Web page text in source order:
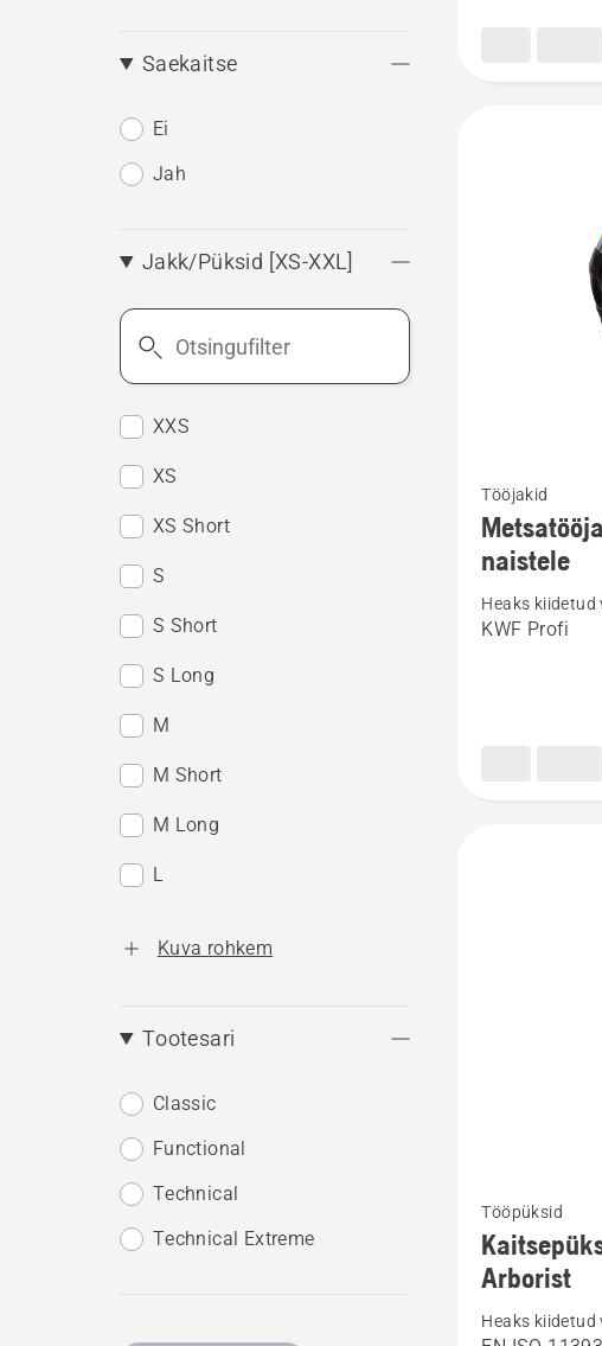
Saekaitse
Ei
Jah
Jakk/Püksid [XS-XXL]
Otsingufilter
XXS
XS
XS Short
S
S Short
S Long
M
M Short
M Long
L
Kuva rohkem
Tootesari
Classic
Functional
Technical
Technical Extreme
rohkem
üksikasju
toote
Metsatööjakk
Tööjakid
naistele
Heaks
KWF Profi
rohkem
üksikasju
toote
Kaitsepüksid,
Tööpüksid
Arborist
Heaks